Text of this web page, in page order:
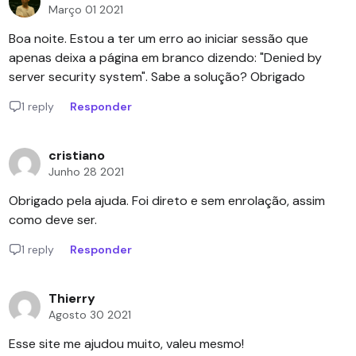
Março 01 2021
Boa noite. Estou a ter um erro ao iniciar sessão que
apenas deixa a página em branco dizendo: "Denied by
server security system". Sabe a solução? Obrigado
1 reply Responder
cristiano
Junho 28 2021
Obrigado pela ajuda. Foi direto e sem enrolação, assim
como deve ser.
1 reply Responder
Thierry
Agosto 30 2021
Esse site me ajudou muito, valeu mesmo!